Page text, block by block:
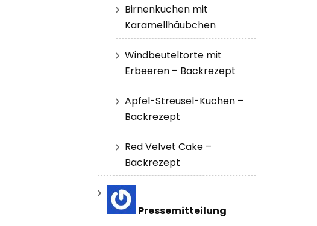
Birnenkuchen mit
Karamellhäubchen
Windbeuteltorte mit
Erbeeren – Backrezept
Apfel-Streusel-Kuchen –
Backrezept
Red Velvet Cake –
Backrezept
Pressemitteilung